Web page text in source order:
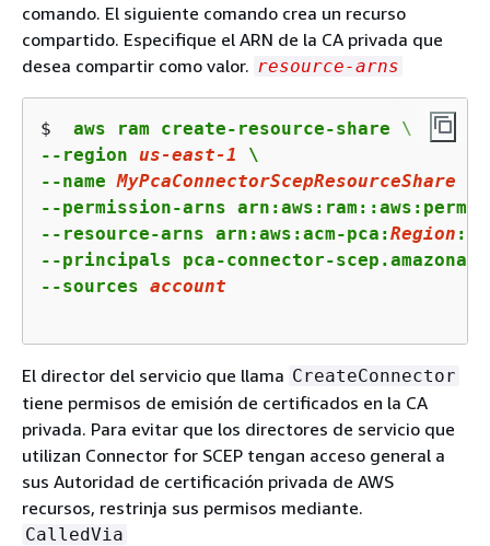
comando. El siguiente comando crea un recurso
compartido. Especifique el ARN de la CA privada que
desea compartir como valor. resource-arns
$
aws ram create-resource-share \
--region us-east-1
\
--name MyPcaConnectorScepResourceShare
--permission-arns
--resource-arns arn:aws:acm-pca:Region :
--principals pca-connector-
--sources account
El director del servicio que llama CreateConnector
tiene permisos de emisión de certificados en la CA
privada. Para evitar que los directores de servicio que
utilizan Connector for SCEP tengan acceso general a
sus Autoridad de certificación privada de AWS
recursos, restrinja sus permisos mediante.
CalledVia